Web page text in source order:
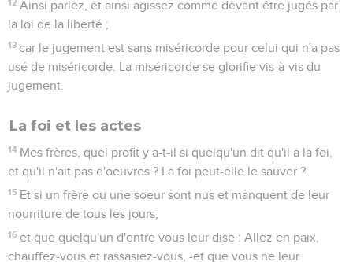
12 Mes frères, un figuier peut-il produire des olives, ou une
vigne, des figues ? De l'eau salée ne peut pas non plus faire
de l'eau douce.
Qui est sage et intelligent parmi vous ? Que par une bonne
conduite il montre ses oeuvres avec la douceur de la
sagesse.
Mais si vous avez une jalousie amère et un esprit de
querelle dans vos coeurs, ne vous glorifiez pas et ne mentez
Ce n'est pas là la sagesse qui descend d'en haut, mais une